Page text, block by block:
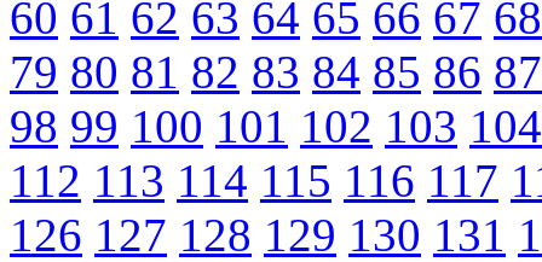
60 61 62 63 64 65 66 67 68
79 80 81 82 83 84 85 86 87
98 99 100 101 102 103 104
112 113 114 115 116 117
126 127 128 129 130 131